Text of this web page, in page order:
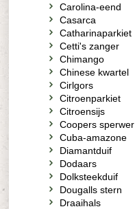
Carolina-eend
Casarca
Catharinaparkiet
Cetti's zanger
Chimango
Chinese kwartel
Cirlgors
Citroenparkiet
Citroensijs
Coopers sperwer
Cuba-amazone
Diamantduif
Dodaars
Dolksteekduif
Dougalls stern
Draaihals